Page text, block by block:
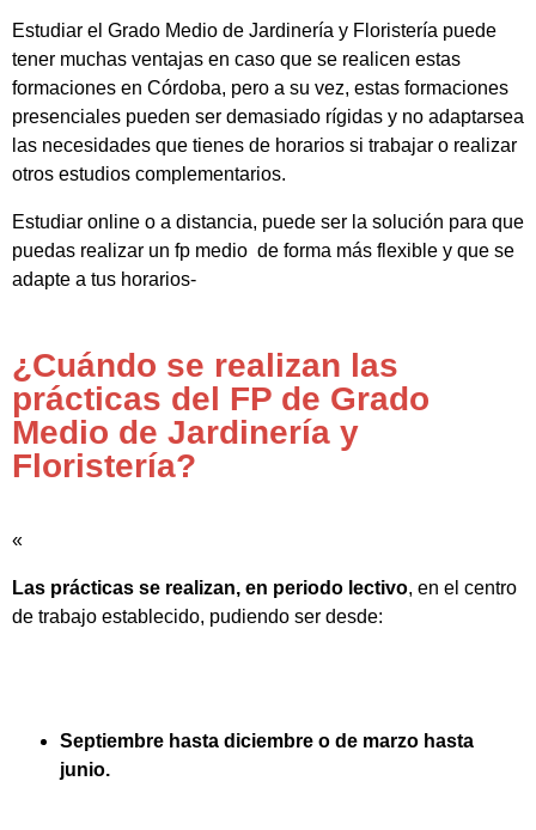
Estudiar el Grado Medio de Jardinería y Floristería puede
tener muchas ventajas en caso que se realicen estas
formaciones en Córdoba, pero a su vez, estas formaciones
presenciales pueden ser demasiado rígidas y no adaptarsea
las necesidades que tienes de horarios si trabajar o realizar
otros estudios complementarios.
Estudiar online o a distancia, puede ser la solución para que
puedas realizar un fp medio de forma más flexible y que se
adapte a tus horarios-
¿Cuándo se realizan las
prácticas del FP de Grado
Medio de Jardinería y
Floristería?
«
Las prácticas se realizan, en periodo lectivo, en el centro
de trabajo establecido, pudiendo ser desde:
Septiembre hasta diciembre o de marzo hasta
junio.